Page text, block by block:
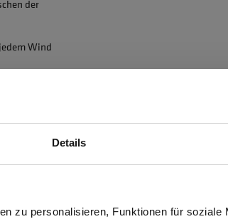
Details
zu personalisieren, Funktionen für soziale
der
Wind
Gewerbetreibender?
bin. Alle Preise werden netto